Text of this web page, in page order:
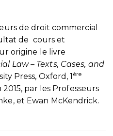
de droit commercial
de cours et
origine le livre
Law – Texts, Cases, and
Press, Oxford, 1 ère
par les Professeurs
et Ewan McKendrick.